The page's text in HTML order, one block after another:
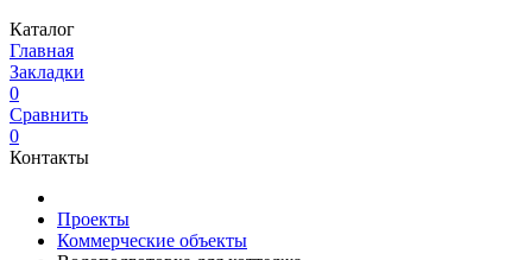
Каталог
Главная
Закладки
0
Сравнить
0
Контакты
Проекты
Коммерческие объекты